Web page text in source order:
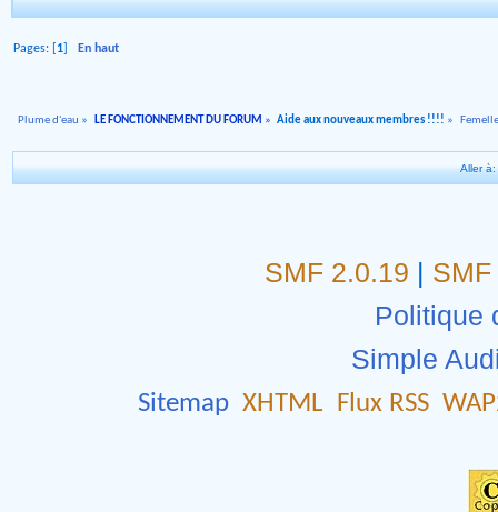
Pages: [ 1 En haut
Plume d'eau » LE FONCTIONNEMENT DU FORUM » Aide aux nouveaux membres !!!! »
Aller à:
SMF 2.0.19 |
Politique
Simple
Sitemap XHTML Flux RSS